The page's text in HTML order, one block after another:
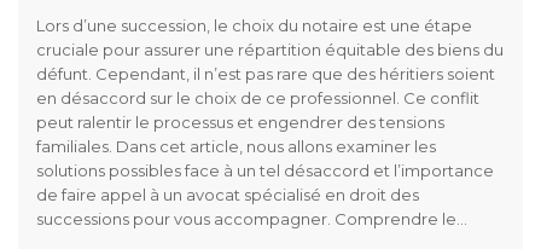
Lors d’une succession, le choix du notaire est une étape
cruciale pour assurer une répartition équitable des biens du
défunt. Cependant, il n’est pas rare que des héritiers soient
en désaccord sur le choix de ce professionnel. Ce conflit
peut ralentir le processus et engendrer des tensions
familiales. Dans cet article, nous allons examiner les
solutions possibles face à un tel désaccord et l’importance
de faire appel à un avocat spécialisé en droit des
successions pour vous accompagner. Comprendre le…